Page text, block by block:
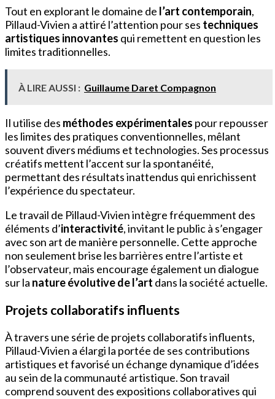
Tout en explorant le domaine de l’art contemporain,
Pillaud-Vivien a attiré l’attention pour ses techniques
artistiques innovantes qui remettent en question les
limites traditionnelles.
À LIRE AUSSI : Guillaume Daret Compagnon
Il utilise des méthodes expérimentales pour repousser
les limites des pratiques conventionnelles, mêlant
souvent divers médiums et technologies. Ses processus
créatifs mettent l’accent sur la spontanéité,
permettant des résultats inattendus qui enrichissent
l’expérience du spectateur.
Le travail de Pillaud-Vivien intègre fréquemment des
éléments d’interactivité, invitant le public à s’engager
avec son art de manière personnelle. Cette approche
non seulement brise les barrières entre l’artiste et
l’observateur, mais encourage également un dialogue
sur la nature évolutive de l’art dans la société actuelle.
Projets collaboratifs influents
À travers une série de projets collaboratifs influents,
Pillaud-Vivien a élargi la portée de ses contributions
artistiques et favorisé un échange dynamique d’idées
au sein de la communauté artistique. Son travail
comprend souvent des expositions collaboratives qui